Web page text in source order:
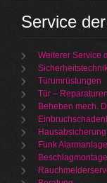
Service
Weiterer Service
Türumrüstungen
Tür –
Beheben mech.
Hausabsicherung
Funk
Beschlagmontage